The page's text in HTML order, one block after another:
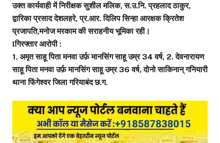
उक्त कार्यवाही में निरीक्षक सुशील मलिक, स.उ.नि. प्रहलाद ठाकुर,
द्वारिका प्रसाद देशलहरे, प्र.आर. दिलिप सिन्हा आरक्षक क्रितेश
प्रजापति,मनोज मरकाम की सराहनीय भूमिका रही।
lगिरफ्तार आरोपी :
1. अमृत साहू पिता मनवा उर्फ़ मानसिंग साहू उम्र 34 वर्ष, 2. देवनारायण
साहू पिता मनवा उर्फ़ मानसिंग साहू उम्र 36 वर्ष, दोनो साकिनान् गनियारी
थाना फिंगेश्वर जिला गरियाबंद छ.ग.